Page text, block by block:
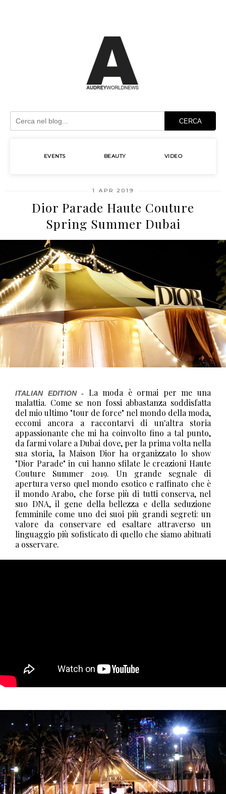
CERCA
EVENTS BEAUTY VIDEO
1 APR 2019
Dior Parade Haute Couture
Spring Summer Dubai
ITALIAN EDITION - La moda è ormai per me una
malattia. Come se non fossi abbastanza soddisfatta
del mio ultimo "tour de force" nel mondo della moda,
eccomi ancora a raccontarvi di un'altra storia
appassionante che mi ha coinvolto fino a tal punto,
da farmi volare a Dubai dove, per la prima volta nella
sua storia, la Maison Dior ha organizzato lo show
"Dior Parade" in cui hanno sfilate le creazioni Haute
Couture Summer 2019. Un grande segnale di
apertura verso quel mondo esotico e raffinato che è
il mondo Arabo, che forse più di tutti conserva, nel
suo DNA, il gene della bellezza e della seduzione
femminile come uno dei suoi più grandi segreti: un
valore da conservare ed esaltare attraverso un
linguaggio più sofisticato di quello che siamo abituati
a osservare.